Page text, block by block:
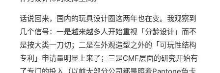
话说回来，国内的玩具设计圈这两年也在变。我观察到
几个信号：一是越来越多人开始重视「分龄设计」而不
是按大类一刀切；二是在外观造型之外的「可玩性结构
专利」申请量明显上来了；三是CMF层面的研究开始有